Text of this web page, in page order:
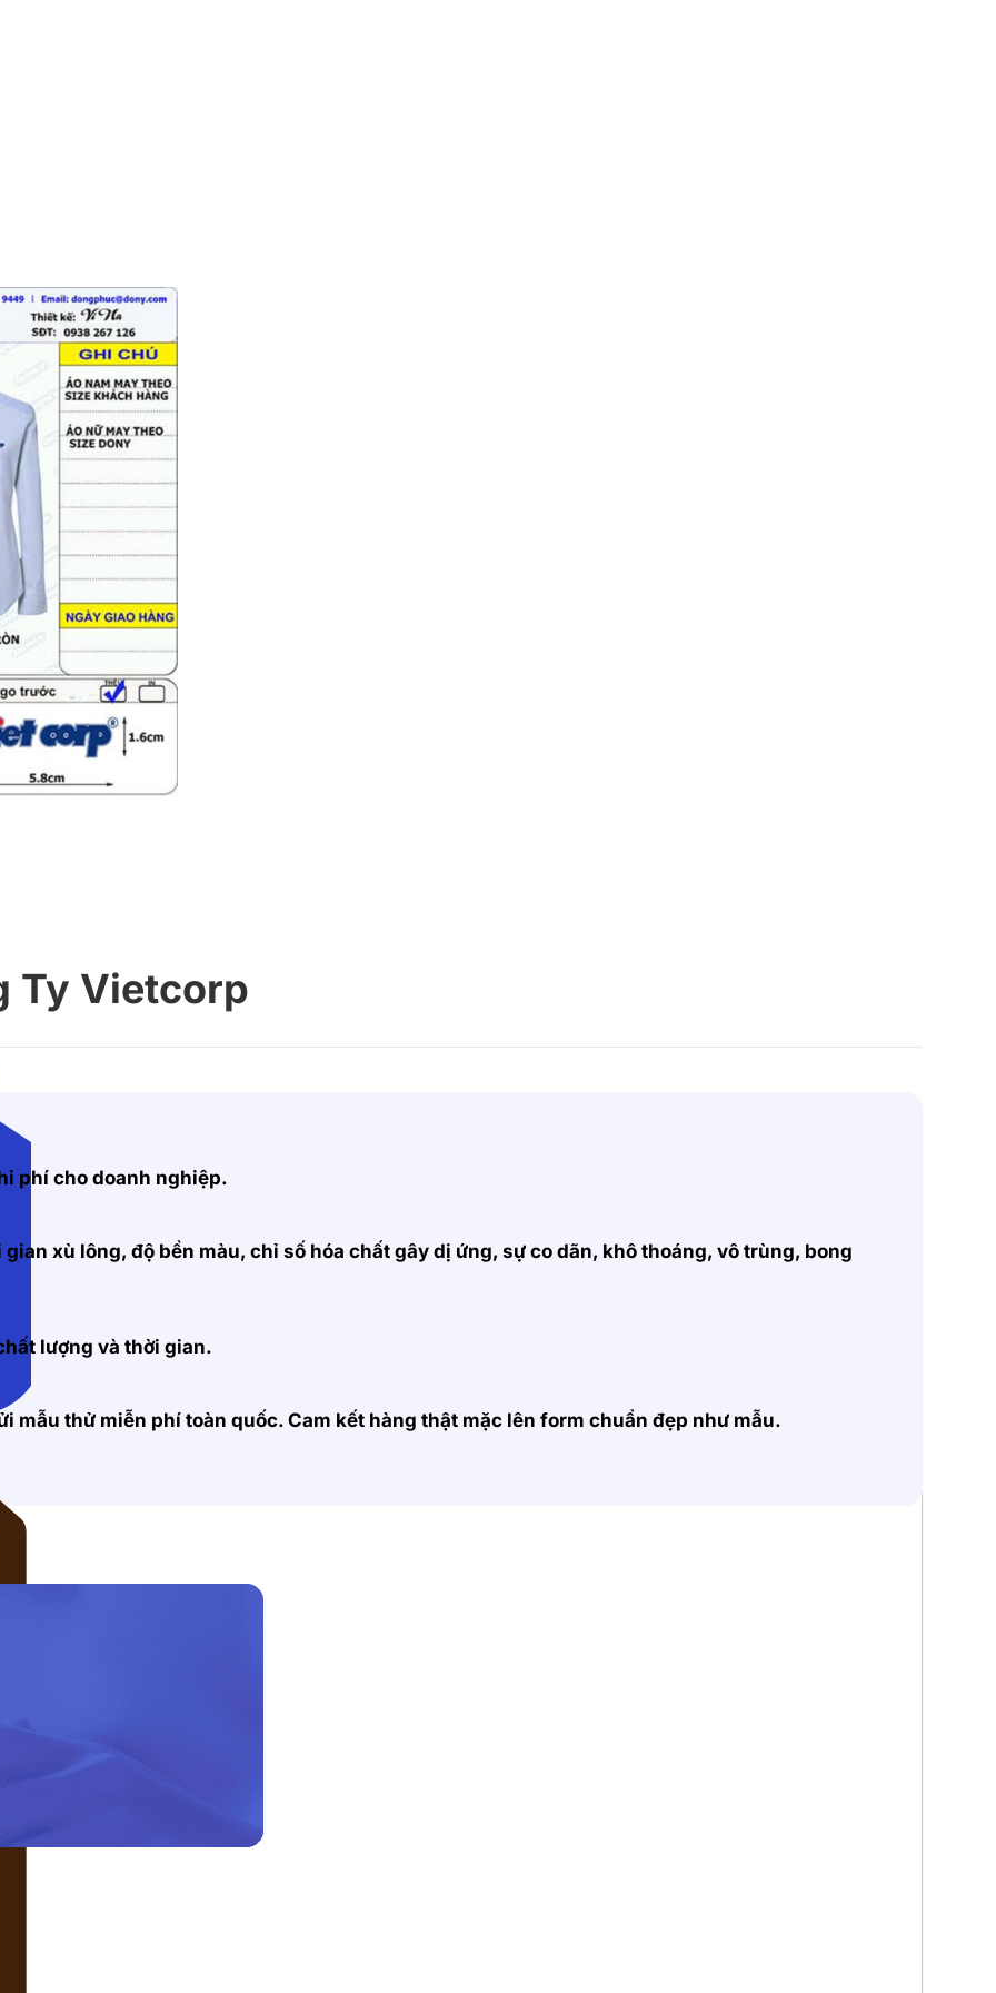
Ty Vietcorp
phí cho doanh nghiệp.
xù lông, độ bền màu, chỉ số hóa chất gây dị ứng, sự co dãn, khô thoáng, vô trùng, bong
lượng và thời gian.
mẫu thử miễn phí toàn quốc. Cam kết hàng thật mặc lên form chuẩn đẹp như mẫu.